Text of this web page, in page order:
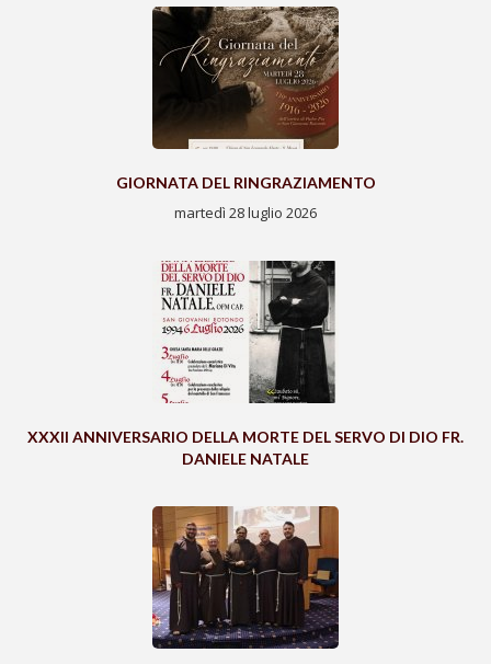
GIORNATA DEL RINGRAZIAMENTO
martedì 28 luglio 2026
XXXII ANNIVERSARIO DELLA MORTE DEL SERVO DI DIO FR.
DANIELE NATALE